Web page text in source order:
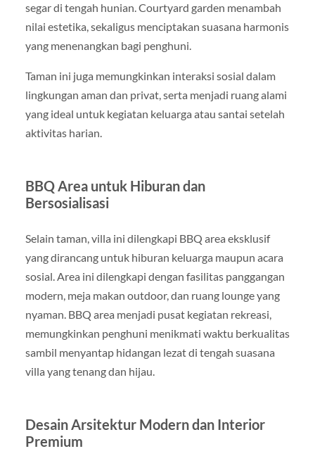
segar di tengah hunian. Courtyard garden menambah
nilai estetika, sekaligus menciptakan suasana harmonis
yang menenangkan bagi penghuni.
Taman ini juga memungkinkan interaksi sosial dalam
lingkungan aman dan privat, serta menjadi ruang alami
yang ideal untuk kegiatan keluarga atau santai setelah
aktivitas harian.
BBQ Area untuk Hiburan dan
Bersosialisasi
Selain taman, villa ini dilengkapi BBQ area eksklusif
yang dirancang untuk hiburan keluarga maupun acara
sosial. Area ini dilengkapi dengan fasilitas panggangan
modern, meja makan outdoor, dan ruang lounge yang
nyaman. BBQ area menjadi pusat kegiatan rekreasi,
memungkinkan penghuni menikmati waktu berkualitas
sambil menyantap hidangan lezat di tengah suasana
villa yang tenang dan hijau.
Desain Arsitektur Modern dan Interior
Premium